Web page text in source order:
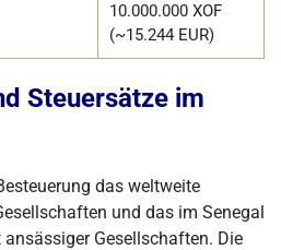
10.000.000 XOF
(~15.244 EUR)
Steuersätze im
das weltweite
und das im Senegal
Gesellschaften. Die